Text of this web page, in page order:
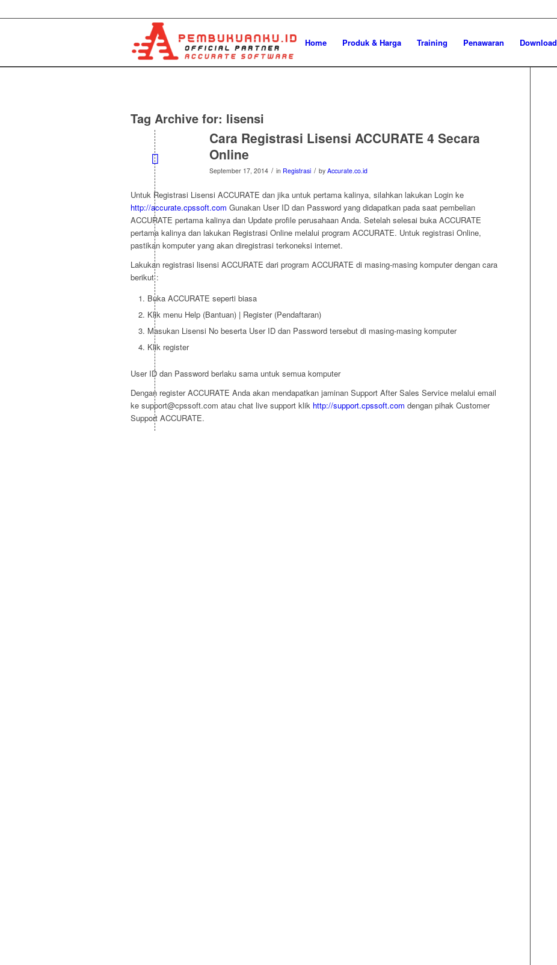
Home Produk & Harga Training Penawaran Download
Tag Archive for: lisensi
Cara Registrasi Lisensi ACCURATE 4 Secara
Online
September 17, 2014 / in Registrasi / by Accurate.co.id
Untuk Registrasi Lisensi ACCURATE dan jika untuk pertama kalinya, silahkan lakukan Login ke
http://accurate.cpssoft.com Gunakan User ID dan Password yang didapatkan pada saat pembelian
ACCURATE pertama kalinya dan Update profile perusahaan Anda. Setelah selesai buka ACCURATE
pertama kalinya dan lakukan Registrasi Online melalui program ACCURATE. Untuk registrasi Online,
pastikan komputer yang akan diregistrasi terkoneksi internet.
Lakukan registrasi lisensi ACCURATE dari program ACCURATE di masing-masing komputer dengan cara
berikut :
Buka ACCURATE seperti biasa
Klik menu Help (Bantuan) | Register (Pendaftaran)
Masukan Lisensi No beserta User ID dan Password tersebut di masing-masing komputer
Klik register
User ID dan Password berlaku sama untuk semua komputer
Dengan register ACCURATE Anda akan mendapatkan jaminan Support After Sales Service melalui email
ke support@cpssoft.com atau chat live support klik http://support.cpssoft.com dengan pihak Customer
Support ACCURATE.